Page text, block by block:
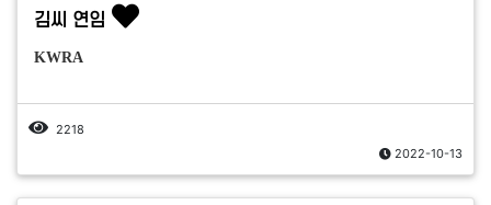
김씨 연임
KWRA
2218
2022-10-13